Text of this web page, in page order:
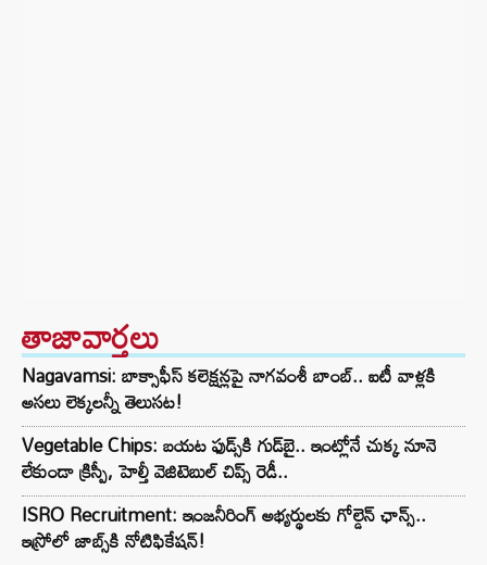
తాజావార్తలు
Nagavamsi: బాక్సాఫీస్ కలెక్షన్లపై నాగవంశీ బాంబ్.. ఐటీ వాళ్లకి
అసలు లెక్కలన్నీ తెలుసట!
Vegetable Chips: బయట ఫుడ్స్‌కి గుడ్‌బై.. ఇంట్లోనే చుక్క నూనె
లేకుండా క్రిస్పీ, హెల్తీ వెజిటెబుల్ చిప్స్ రెడీ..
ISRO Recruitment: ఇంజనీరింగ్‌ అభ్యర్థులకు గోల్డెన్‌ ఛాన్స్..
ఇస్రోలో జాబ్స్‌కి నోటిఫికేషన్!